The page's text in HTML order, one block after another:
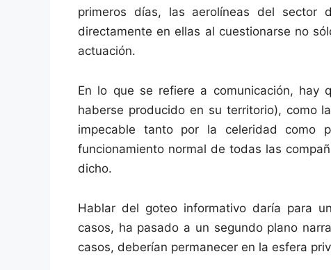
primeros días, las aerolíneas del sector
directamente en ellas al cuestionarse no
actuación.
En lo que se refiere a comunicación, hay
haberse producido en su territorio), como
impecable tanto por la celeridad como
funcionamiento normal de todas las
dicho.
Hablar del goteo informativo daría para
casos, ha pasado a un segundo plano
casos, deberían permanecer en la esfera